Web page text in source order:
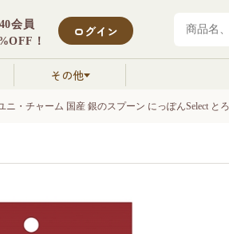
会員
！
ログイン
その他
ニ・チャーム 国産 銀のスプーン にっぽんSelect と